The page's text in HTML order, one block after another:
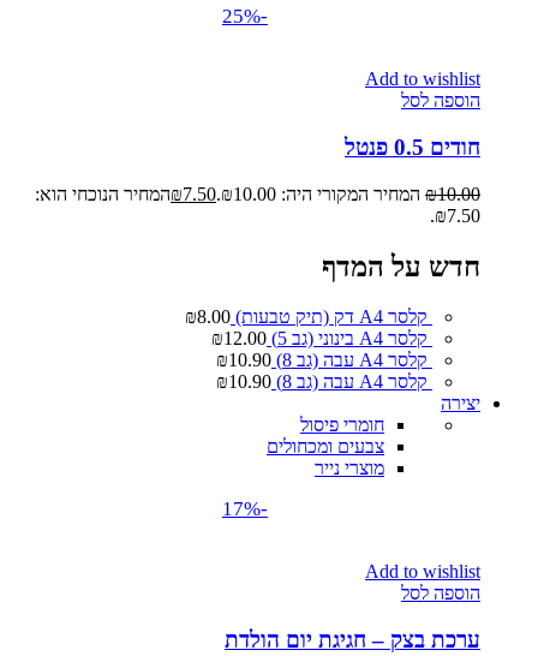
-25%
Add to wishlist
הוספה לסל
חודים 0.5 פנטל
₪10.00 המחיר המקורי היה: ₪10.00. ₪7.50
המחיר הנוכחי הוא:
₪7.50.
חדש על המדף
קלסר A4 דק (תיק טבעות) ₪8.00
קלסר A4 בינוני (גב 5)
₪12.00
קלסר A4 עבה (גב 8)
₪10.90
קלסר A4 עבה (גב 8)
₪10.90
יצירה
חומרי פיסול
צבעים ומכחולים
מוצרי נייר
-17%
Add to wishlist
הוספה לסל
ערכת בצק – חגיגת יום הולדת